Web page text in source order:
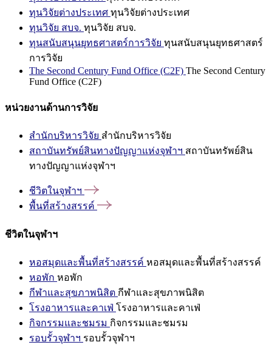
ทุนวิจัยต่างประเทศ ทุนวิจัยต่างประเทศ
ทุนวิจัย สบจ. ทุนวิจัย สบจ.
ทุนสนับสนุนยุทธศาสตร์การวิจัย ทุนสนับสนุนยุทธศาสตร์
การวิจัย
The Second Century Fund Office (C2F) The Second Century
Fund Office (C2F)
หน่วยงานด้านการวิจัย
สำนักบริหารวิจัย สำนักบริหารวิจัย
สถาบันทรัพย์สินทางปัญญาแห่งจุฬาฯ สถาบันทรัพย์สิน
ทางปัญญาแห่งจุฬาฯ
ชีวิตในจุฬาฯ
พื้นที่สร้างสรรค์
ชีวิตในจุฬาฯ
หอสมุดและพื้นที่สร้างสรรค์ หอสมุดและพื้นที่สร้างสรรค์
หอพัก หอพัก
กีฬาและสุขภาพนิสิต กีฬาและสุขภาพนิสิต
โรงอาหารและคาเฟ่ โรงอาหารและคาเฟ่
กิจกรรมและชมรม กิจกรรมและชมรม
รอบรั้วจุฬาฯ รอบรั้วจุฬาฯ